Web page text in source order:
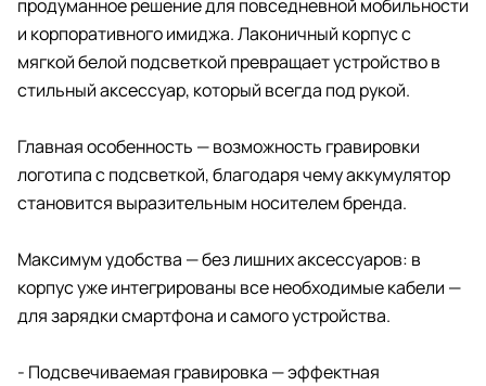
продуманное решение для повседневной мобильности
и корпоративного имиджа. Лаконичный корпус с
мягкой белой подсветкой превращает устройство в
стильный аксессуар, который всегда под рукой.
Главная особенность — возможность гравировки
логотипа с подсветкой, благодаря чему аккумулятор
становится выразительным носителем бренда.
Максимум удобства — без лишних аксессуаров: в
корпус уже интегрированы все необходимые кабели —
для зарядки смартфона и самого устройства.
- Подсвечиваемая гравировка — эффектная